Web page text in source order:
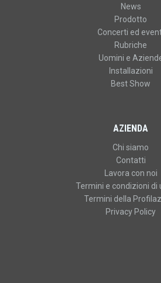
News
Prodotto
Concerti ed
Rubriche
Uomini e
Installazioni
Best Show
AZIENDA
Chi siamo
Contatti
Lavora con noi
Termini e condizioni di
Termini della
Privacy Policy